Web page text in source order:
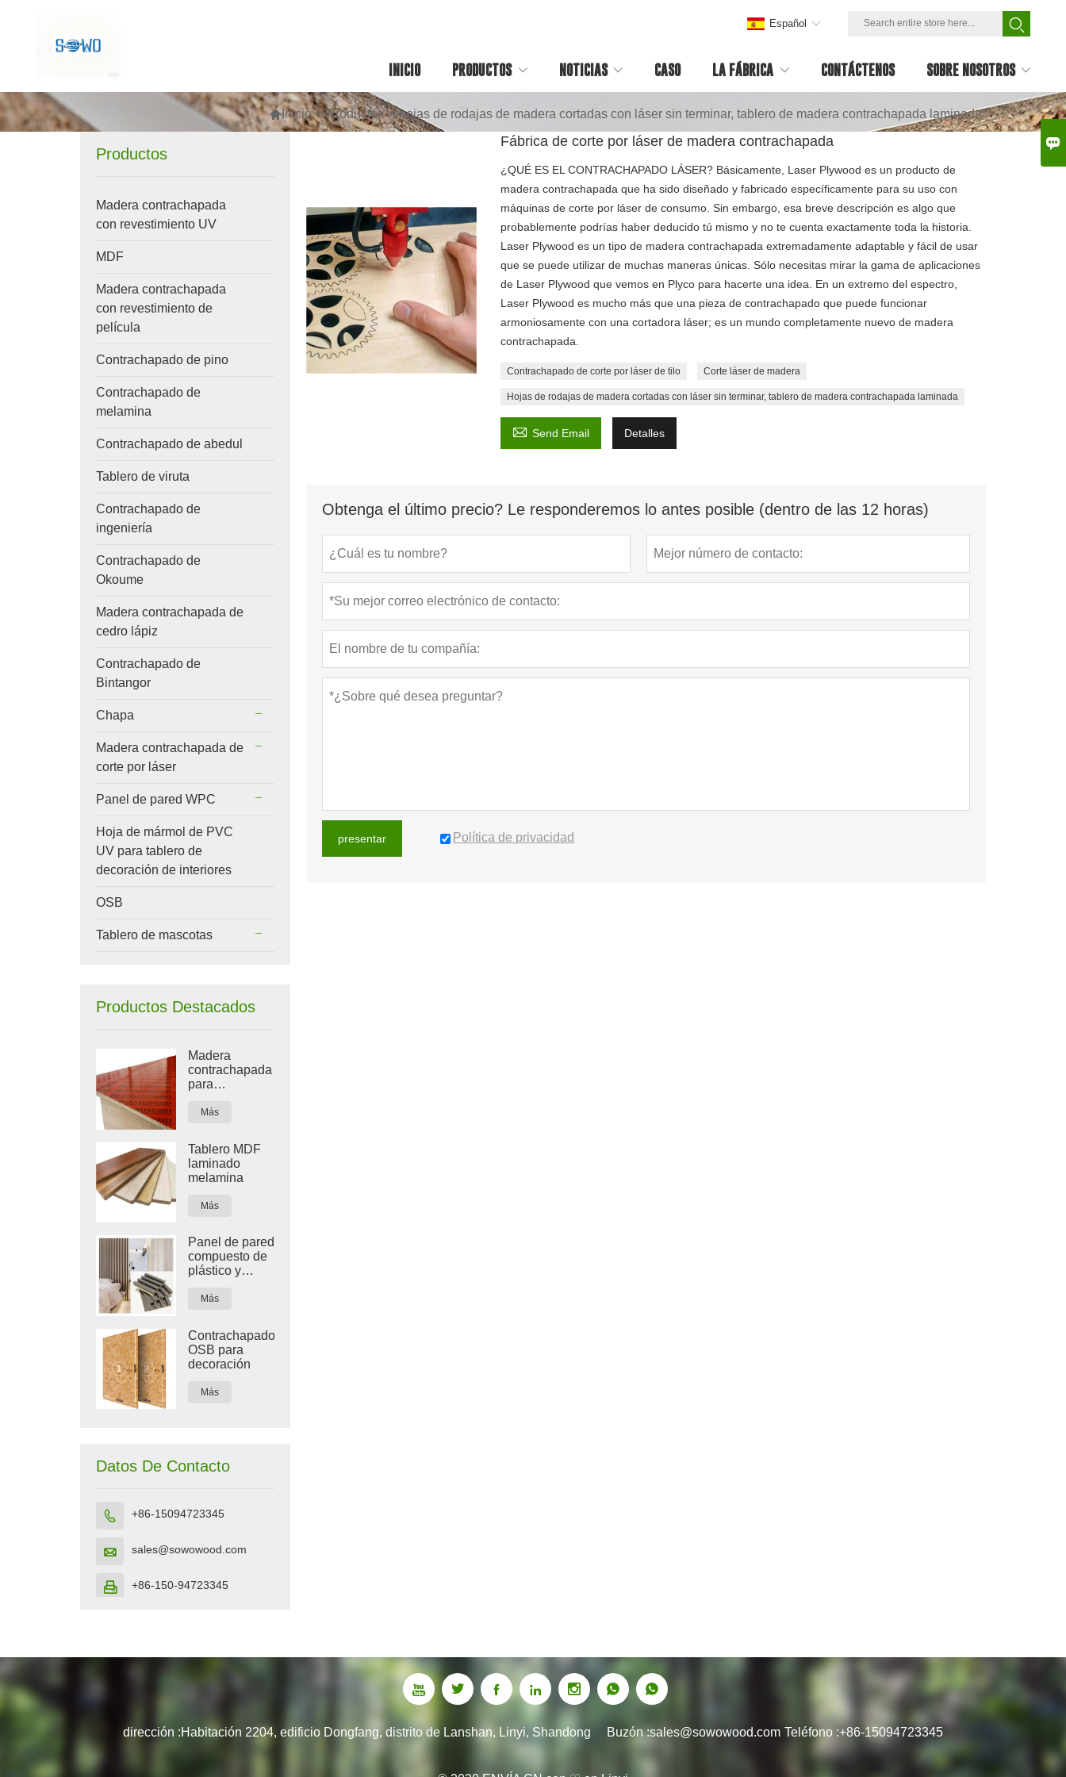
INICIO PRODUCTOS NOTICIAS CASO LA FÁBRICA CONTÁCTENOS SOBRE NOSOTROS
Español
Inicio > Productos > hojas de rodajas de madera cortadas con láser sin terminar, tablero de madera contrachapada laminada
Productos
Madera contrachapada
con revestimiento UV
MDF
Madera contrachapada
con revestimiento de
película
Contrachapado de pino
Contrachapado de
melamina
Contrachapado de abedul
Tablero de viruta
Contrachapado de
ingeniería
Contrachapado de
Okoume
Madera contrachapada de
cedro lápiz
Contrachapado de
Bintangor
Chapa
Madera contrachapada de
corte por láser
Panel de pared WPC
Hoja de mármol de PVC
UV para tablero de
decoración de interiores
OSB
Tablero de mascotas
Productos Destacados
Madera
contrachapada
para
de edificios
roja
Más
Tablero MDF
laminado
melamina
Más
Panel de pared
compuesto de
plástico y
WPC para
interiores
Más
Contrachapado
OSB para
decoración
Más
Datos De Contacto
 +86-15094723345
 sales@sowowood.com
 +86-150-94723345
Fábrica de corte por láser de madera contrachapada
¿QUÉ ES EL CONTRACHAPADO LÁSER? Básicamente, Laser Plywood es un producto de
madera contrachapada que ha sido diseñado y fabricado específicamente para su uso con
máquinas de corte por láser de consumo. Sin embargo, esa breve descripción es algo que
probablemente podrías haber deducido tú mismo y no te cuenta exactamente toda la historia.
Laser Plywood es un tipo de madera contrachapada extremadamente adaptable y fácil de usar
que se puede utilizar de muchas maneras únicas. Sólo necesitas mirar la gama de aplicaciones
de Laser Plywood que vemos en Plyco para hacerte una idea. En un extremo del espectro,
Laser Plywood es mucho más que una pieza de contrachapado que puede funcionar
armoniosamente con una cortadora láser; es un mundo completamente nuevo de madera
contrachapada.
Contrachapado de corte por láser de tilo Corte láser de madera
Hojas de rodajas de madera cortadas con láser sin terminar, tablero de madera contrachapada laminada
 Send Email Detalles
Obtenga el último precio? Le responderemos lo antes posible (dentro de las 12 horas)
presentar Política de privacidad
      
dirección :Habitación 2204, edificio Dongfang, distrito de Lanshan, Linyi, Shandong Buzón :sales@sowowood.com Teléfono :+86-15094723345
